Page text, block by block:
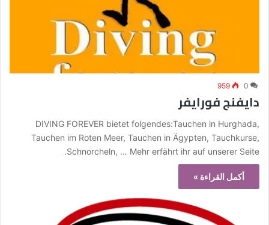
0
959
دايفنج فورايفر
DIVING FOREVER bietet folgendes:Tauchen in Hurghada,
Tauchen im Roten Meer, Tauchen in Ägypten, Tauchkurse,
Schnorcheln, … Mehr erfährt ihr auf unserer Seite.
أكمل القراءة »